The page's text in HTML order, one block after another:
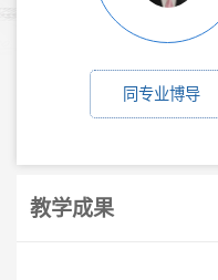
同专业博导
教学成果